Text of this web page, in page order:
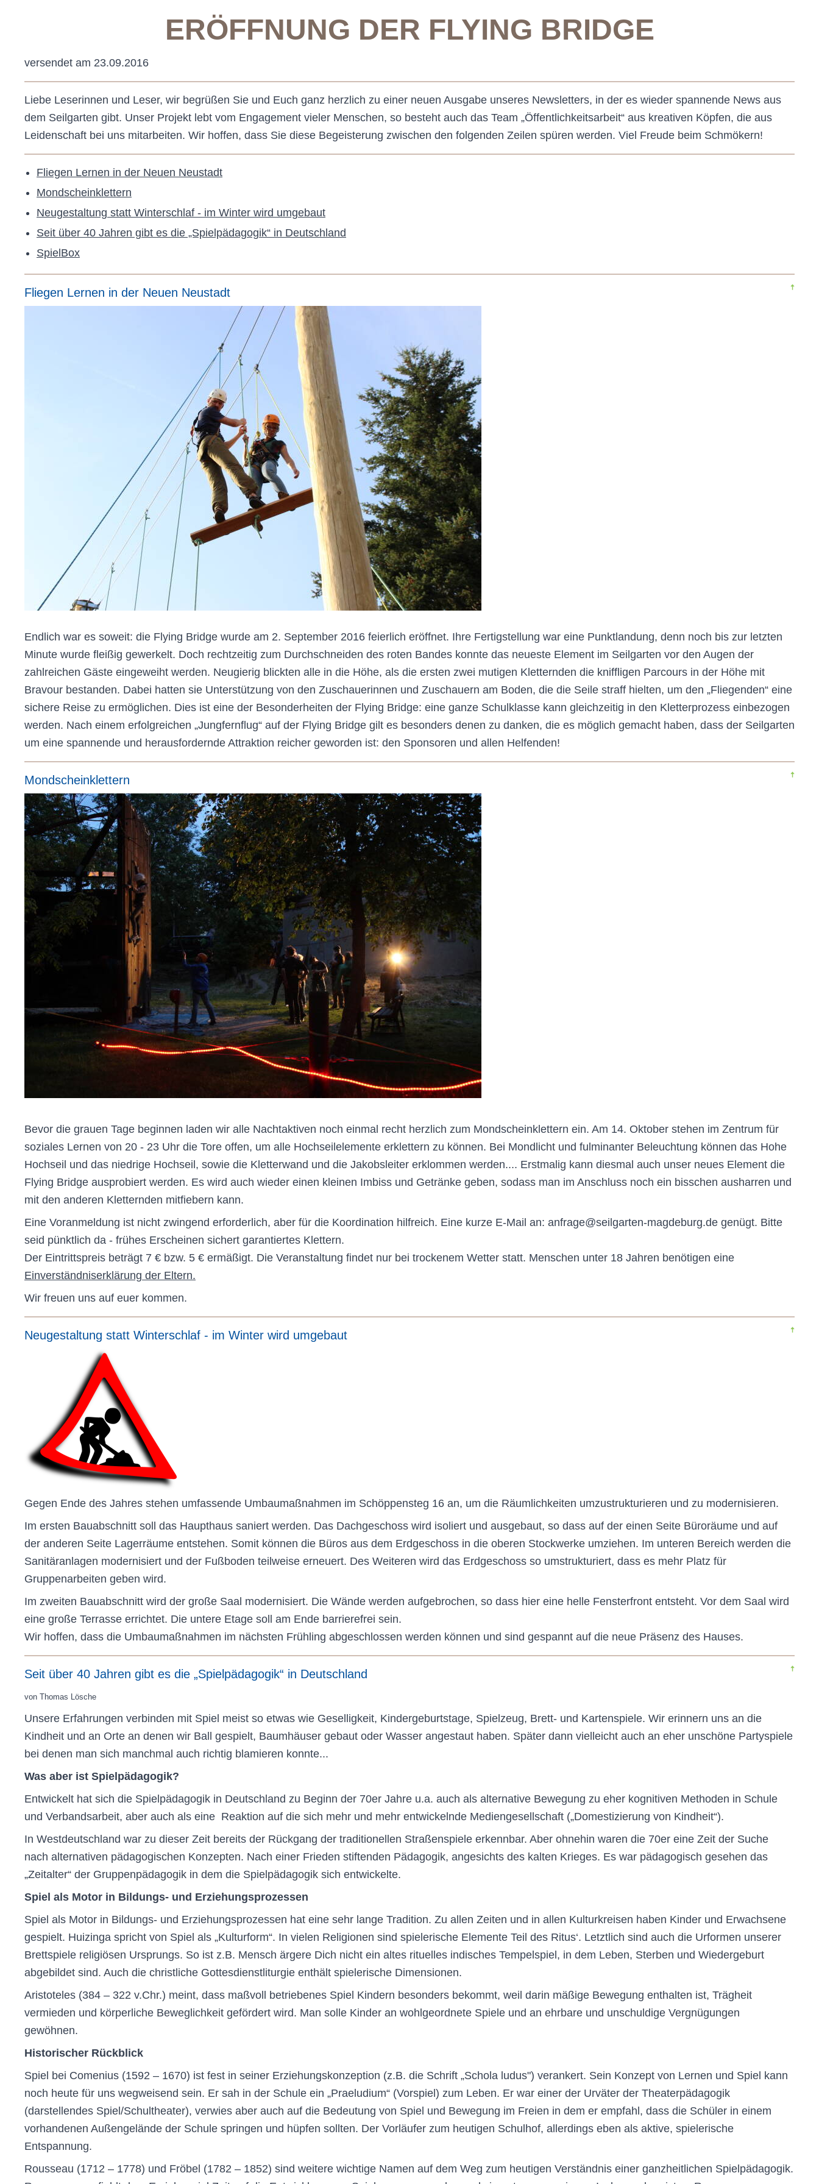
ERÖFFNUNG DER FLYING BRIDGE
versendet am 23.09.2016
Liebe Leserinnen und Leser, wir begrüßen Sie und Euch ganz herzlich zu einer neuen Ausgabe unseres Newsletters, in der es wieder spannende News aus
dem Seilgarten gibt. Unser Projekt lebt vom Engagement vieler Menschen, so besteht auch das Team „Öffentlichkeitsarbeit“ aus kreativen Köpfen, die aus
Leidenschaft bei uns mitarbeiten. Wir hoffen, dass Sie diese Begeisterung zwischen den folgenden Zeilen spüren werden. Viel Freude beim Schmökern!
Fliegen Lernen in der Neuen Neustadt
Mondscheinklettern
Neugestaltung statt Winterschlaf - im Winter wird umgebaut
Seit über 40 Jahren gibt es die „Spielpädagogik“ in Deutschland
SpielBox
Fliegen Lernen in der Neuen Neustadt
Endlich war es soweit: die Flying Bridge wurde am 2. September 2016 feierlich eröffnet. Ihre Fertigstellung war eine Punktlandung, denn noch bis zur letzten
Minute wurde fleißig gewerkelt. Doch rechtzeitig zum Durchschneiden des roten Bandes konnte das neueste Element im Seilgarten vor den Augen der
zahlreichen Gäste eingeweiht werden. Neugierig blickten alle in die Höhe, als die ersten zwei mutigen Kletternden die kniffligen Parcours in der Höhe mit
Bravour bestanden. Dabei hatten sie Unterstützung von den Zuschauerinnen und Zuschauern am Boden, die die Seile straff hielten, um den „Fliegenden“ eine
sichere Reise zu ermöglichen. Dies ist eine der Besonderheiten der Flying Bridge: eine ganze Schulklasse kann gleichzeitig in den Kletterprozess einbezogen
werden. Nach einem erfolgreichen „Jungfernflug“ auf der Flying Bridge gilt es besonders denen zu danken, die es möglich gemacht haben, dass der Seilgarten
um eine spannende und herausfordernde Attraktion reicher geworden ist: den Sponsoren und allen Helfenden!
Mondscheinklettern
Bevor die grauen Tage beginnen laden wir alle Nachtaktiven noch einmal recht herzlich zum Mondscheinklettern ein. Am 14. Oktober stehen im Zentrum für
soziales Lernen von 20 - 23 Uhr die Tore offen, um alle Hochseilelemente erklettern zu können. Bei Mondlicht und fulminanter Beleuchtung können das Hohe
Hochseil und das niedrige Hochseil, sowie die Kletterwand und die Jakobsleiter erklommen werden.... Erstmalig kann diesmal auch unser neues Element die
Flying Bridge ausprobiert werden. Es wird auch wieder einen kleinen Imbiss und Getränke geben, sodass man im Anschluss noch ein bisschen ausharren und
mit den anderen Kletternden mitfiebern kann.
Eine Voranmeldung ist nicht zwingend erforderlich, aber für die Koordination hilfreich. Eine kurze E-Mail an: anfrage@seilgarten-magdeburg.de genügt. Bitte
seid pünktlich da - frühes Erscheinen sichert garantiertes Klettern.
Der Eintrittspreis beträgt 7 € bzw. 5 € ermäßigt. Die Veranstaltung findet nur bei trockenem Wetter statt. Menschen unter 18 Jahren benötigen eine
Einverständniserklärung der Eltern.
Wir freuen uns auf euer kommen.
Neugestaltung statt Winterschlaf - im Winter wird umgebaut
Gegen Ende des Jahres stehen umfassende Umbaumaßnahmen im Schöppensteg 16 an, um die Räumlichkeiten umzustrukturieren und zu modernisieren.
Im ersten Bauabschnitt soll das Haupthaus saniert werden. Das Dachgeschoss wird isoliert und ausgebaut, so dass auf der einen Seite Büroräume und auf
der anderen Seite Lagerräume entstehen. Somit können die Büros aus dem Erdgeschoss in die oberen Stockwerke umziehen. Im unteren Bereich werden die
Sanitäranlagen modernisiert und der Fußboden teilweise erneuert. Des Weiteren wird das Erdgeschoss so umstrukturiert, dass es mehr Platz für
Gruppenarbeiten geben wird.
Im zweiten Bauabschnitt wird der große Saal modernisiert. Die Wände werden aufgebrochen, so dass hier eine helle Fensterfront entsteht. Vor dem Saal wird
eine große Terrasse errichtet. Die untere Etage soll am Ende barrierefrei sein.
Wir hoffen, dass die Umbaumaßnahmen im nächsten Frühling abgeschlossen werden können und sind gespannt auf die neue Präsenz des Hauses.
Seit über 40 Jahren gibt es die „Spielpädagogik“ in Deutschland
von Thomas Lösche
Unsere Erfahrungen verbinden mit Spiel meist so etwas wie Geselligkeit, Kindergeburtstage, Spielzeug, Brett- und Kartenspiele. Wir erinnern uns an die
Kindheit und an Orte an denen wir Ball gespielt, Baumhäuser gebaut oder Wasser angestaut haben. Später dann vielleicht auch an eher unschöne Partyspiele
bei denen man sich manchmal auch richtig blamieren konnte...
Was aber ist Spielpädagogik?
Entwickelt hat sich die Spielpädagogik in Deutschland zu Beginn der 70er Jahre u.a. auch als alternative Bewegung zu eher kognitiven Methoden in Schule
und Verbandsarbeit, aber auch als eine Reaktion auf die sich mehr und mehr entwickelnde Mediengesellschaft („Domestizierung von Kindheit“).
In Westdeutschland war zu dieser Zeit bereits der Rückgang der traditionellen Straßenspiele erkennbar. Aber ohnehin waren die 70er eine Zeit der Suche
nach alternativen pädagogischen Konzepten. Nach einer Frieden stiftenden Pädagogik, angesichts des kalten Krieges. Es war pädagogisch gesehen das
„Zeitalter“ der Gruppenpädagogik in dem die Spielpädagogik sich entwickelte.
Spiel als Motor in Bildungs- und Erziehungsprozessen
Spiel als Motor in Bildungs- und Erziehungsprozessen hat eine sehr lange Tradition. Zu allen Zeiten und in allen Kulturkreisen haben Kinder und Erwachsene
gespielt. Huizinga spricht von Spiel als „Kulturform“. In vielen Religionen sind spielerische Elemente Teil des Ritus‘. Letztlich sind auch die Urformen unserer
Brettspiele religiösen Ursprungs. So ist z.B. Mensch ärgere Dich nicht ein altes rituelles indisches Tempelspiel, in dem Leben, Sterben und Wiedergeburt
abgebildet sind. Auch die christliche Gottesdienstliturgie enthält spielerische Dimensionen.
Aristoteles (384 – 322 v.Chr.) meint, dass maßvoll betriebenes Spiel Kindern besonders bekommt, weil darin mäßige Bewegung enthalten ist, Trägheit
vermieden und körperliche Beweglichkeit gefördert wird. Man solle Kinder an wohlgeordnete Spiele und an ehrbare und unschuldige Vergnügungen
gewöhnen.
Historischer Rückblick
Spiel bei Comenius (1592 – 1670) ist fest in seiner Erziehungskonzeption (z.B. die Schrift „Schola ludus") verankert. Sein Konzept von Lernen und Spiel kann
noch heute für uns wegweisend sein. Er sah in der Schule ein „Praeludium“ (Vorspiel) zum Leben. Er war einer der Urväter der Theaterpädagogik
(darstellendes Spiel/Schultheater), verwies aber auch auf die Bedeutung von Spiel und Bewegung im Freien in dem er empfahl, dass die Schüler in einem
vorhandenen Außengelände der Schule springen und hüpfen sollten. Der Vorläufer zum heutigen Schulhof, allerdings eben als aktive, spielerische
Entspannung.
Rousseau (1712 – 1778) und Fröbel (1782 – 1852) sind weitere wichtige Namen auf dem Weg zum heutigen Verständnis einer ganzheitlichen Spielpädagogik.